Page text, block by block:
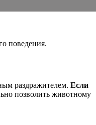
поведения.
раздражителем. Если
позволить животному